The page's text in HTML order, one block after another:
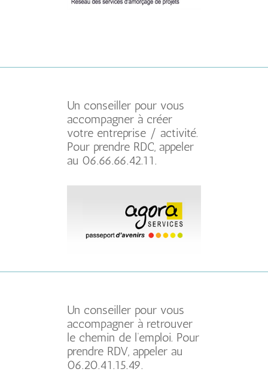
Un conseiller pour vous
accompagner à créer
votre entreprise / activité.
Pour prendre RDC, appeler
au 06.66.66.42.11.
Un conseiller pour vous
accompagner à retrouver
le chemin de l’emploi. Pour
prendre RDV, appeler au
06.20.41.15.49.